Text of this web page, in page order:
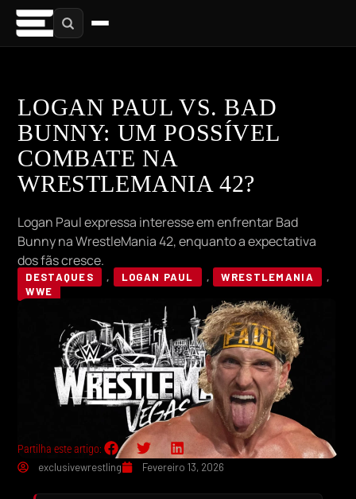
LOGAN PAUL VS. BAD
BUNNY: UM POSSÍVEL
COMBATE NA
WRESTLEMANIA 42?
Logan Paul expressa interesse em enfrentar Bad
Bunny na WrestleMania 42, enquanto a expectativa
dos fãs cresce.
DESTAQUES , LOGAN PAUL , WRESTLEMANIA
,
WWE
Partilha este artigo:
exclusivewrestling
Fevereiro 13, 2026